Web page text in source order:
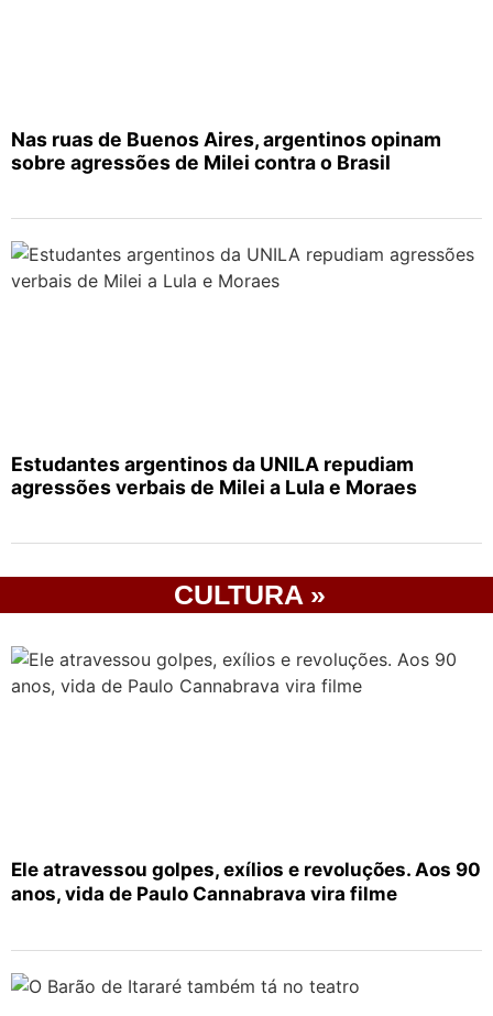
Nas ruas de Buenos Aires, argentinos opinam
sobre agressões de Milei contra o Brasil
Estudantes argentinos da UNILA repudiam
agressões verbais de Milei a Lula e Moraes
CULTURA »
Ele atravessou golpes, exílios e revoluções. Aos 90
anos, vida de Paulo Cannabrava vira filme